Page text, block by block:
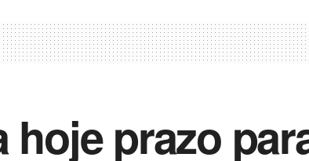
hoje prazo